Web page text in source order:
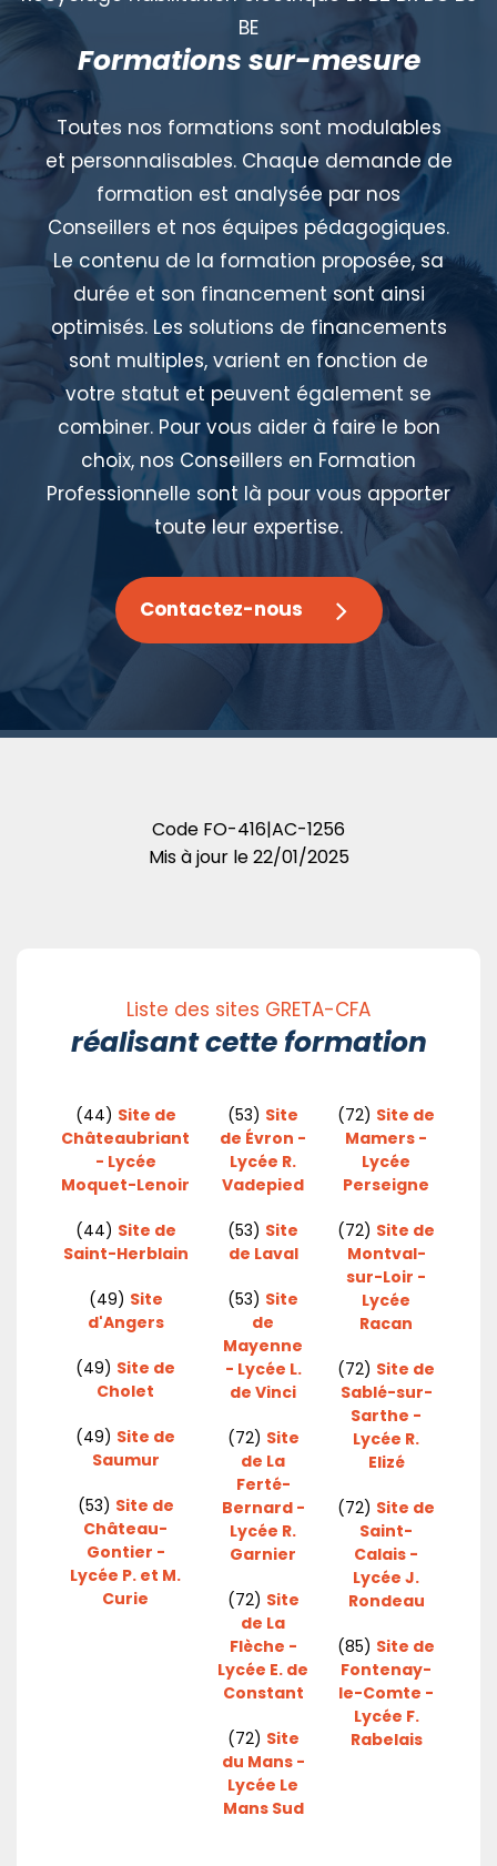
BE
Formations sur-mesure
Toutes nos formations sont modulables
et personnalisables. Chaque demande de
formation est analysée par nos
Conseillers et nos équipes pédagogiques.
Le contenu de la formation proposée, sa
durée et son financement sont ainsi
optimisés. Les solutions de financements
sont multiples, varient en fonction de
votre statut et peuvent également se
combiner. Pour vous aider à faire le bon
choix, nos Conseillers en Formation
Professionnelle sont là pour vous apporter
toute leur expertise.
Contactez-nous
Code FO-416|AC-1256
Mis à jour le22/01/2025
Liste des sites GRETA-CFA
réalisant cette formation
(44) Site de
Châteaubriant
- Lycée
Moquet-Lenoir
(44) Site de
Saint-Herblain
(49) Site
d'Angers
(49) Site de
Cholet
(49) Site de
Saumur
(53) Site de
Château-
Gontier -
Lycée P. et M.
Curie
(53) Site
de Évron -
Lycée R.
Vadepied
(53) Site
de Laval
(53) Site
de
Mayenne
- Lycée L.
de Vinci
(72) Site
de La
Ferté-
Bernard -
Lycée R.
Garnier
(72) Site
de La
Flèche -
Lycée E. de
Constant
(72) Site
du Mans -
Lycée Le
Mans Sud
(72) Site de
Mamers -
Lycée
Perseigne
(72) Site de
Montval-
sur-Loir -
Lycée
Racan
(72) Site de
Sablé-sur-
Sarthe -
Lycée R.
Elizé
(72) Site de
Saint-
Calais -
Lycée J.
Rondeau
(85) Site de
Fontenay-
le-Comte -
Lycée F.
Rabelais